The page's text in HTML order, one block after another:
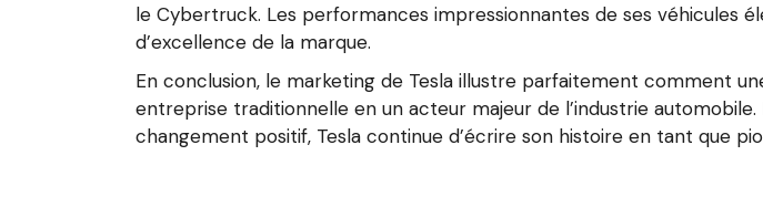
le Cybertruck. Les performances impressionnantes de ses
d’excellence de la marque.
En conclusion, le marketing de Tesla illustre parfaitement comment
entreprise traditionnelle en un acteur majeur de l’industrie
changement positif, Tesla continue d’écrire son histoire en tant que